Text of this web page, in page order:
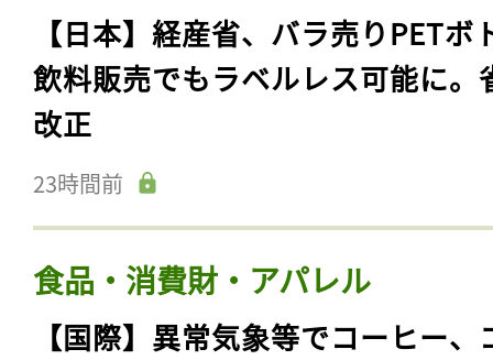
【日本】経産省、バラ売りPETボ
飲料販売でもラベルレス可能に。
改正
23時間前
食品・消費財・アパレル
【国際】異常気象等でコーヒー、